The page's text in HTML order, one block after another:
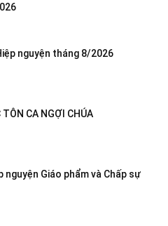
nguyện tháng 8/2026
CA NGỢI CHÚA
nguyện Giáo phẩm và Chấp sự